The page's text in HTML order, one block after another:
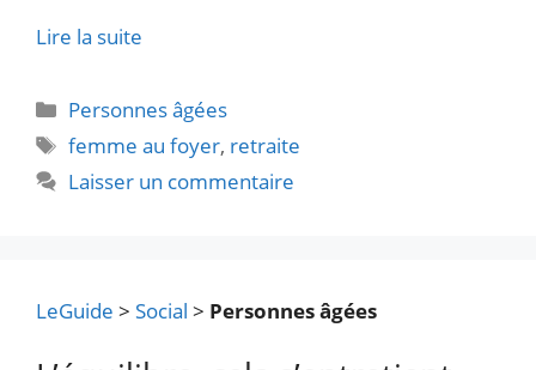
Lire la suite
Catégories
Personnes âgées
Étiquettes
femme au foyer, retraite
Laisser un commentaire
LeGuide > Social > Personnes âgées